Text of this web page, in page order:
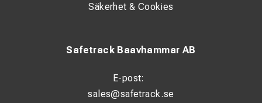
Safetrack Baavhammar AB
E-post:
sales@safetrack.se
Säkerhet & Cookies